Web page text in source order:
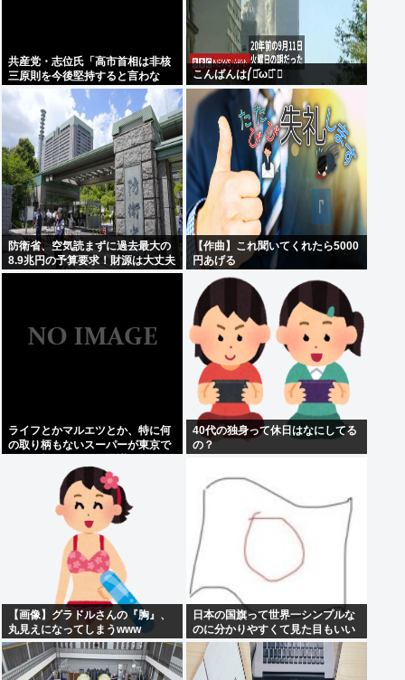
共産党・志位氏「高市首相は非核
三原則を今後堅持すると言わな
い！」
こんばんは⎛・᷄ω・᷅ ⎞
防衛省、空気読まずに過去最大の
8.9兆円の予算要求！財源は大丈夫
か？！
【作曲】これ聞いてくれたら5000
円あげる
ライフとかマルエツとか、特に何
の取り柄もないスーパーが東京で
普通OK行くだろ
40代の独身って休日はなにしてる
の？
【画像】グラドルさんの『胸』、
丸見えになってしまうwww
日本の国旗って世界一シンプルな
のに分かりやすくて見た目もいい
よな